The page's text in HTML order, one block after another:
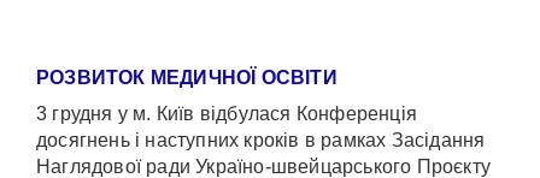
РОЗВИТОК МЕДИЧНОЇ ОСВІТИ
3 грудня у м. Київ відбулася Конференція
досягнень і наступних кроків в рамках Засідання
Наглядової ради Україно-швейцарського Проєкту